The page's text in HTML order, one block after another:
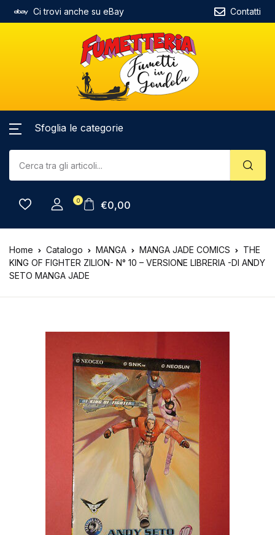
Ci trovi anche su eBay Contatti
Sfoglia le categorie
0 €0,00
Home Catalogo MANGA MANGA JADE COMICS
THE
KING OF FIGHTER ZILION- N° 10 – VERSIONE LIBRERIA -DI ANDY
SETO MANGA JADE